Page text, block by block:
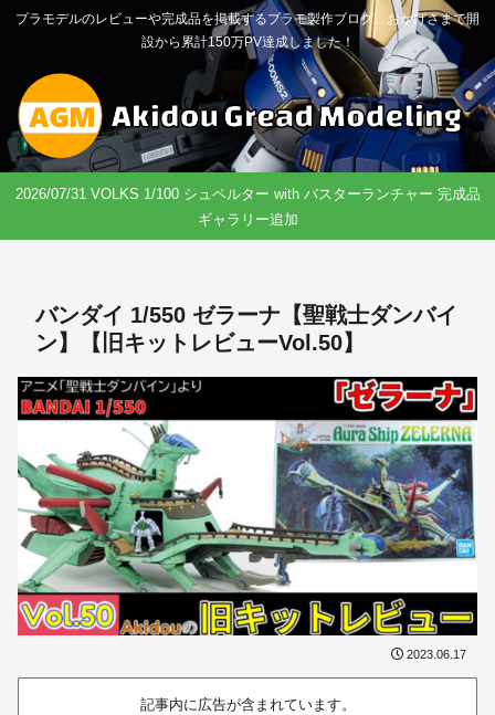
プラモデルのレビューや完成品を掲載するプラモ製作ブログ。おかげさまで開
設から累計150万PV達成しました！
2026/07/31 VOLKS 1/100 シュペルター with バスターランチャー 完成品
ギャラリー追加
バンダイ 1/550 ゼラーナ【聖戦士ダンバイ
ン】【旧キットレビューVol.50】
2023.06.17
記事内に広告が含まれています。